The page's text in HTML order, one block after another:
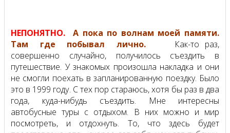
НЕПОНЯТНО.
А пока по волнам моей памяти.
Там где побывал лично.
Как-то раз,
совершенно случайно, получилось съездить в
путешествие. У знакомых произошла накладка и они
не смогли поехать в запланированную поездку. Было
это в 1999 году. С тех пор стараюсь, хотя бы раз в два
года, куда-нибудь съездить. Мне интересны
автобусные туры с отдыхом. В них можно и мир
посмотреть, и отдохнуть. То, что здесь будет